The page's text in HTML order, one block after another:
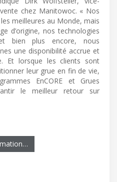
chez Manitowoc. « Nos
meilleures au Monde, mais
d’origine, nos technologies
bien plus encore, nous
une disponibilité accrue et
Et lorsque les clients sont
leur grue en fin de vie,
EnCORE et Grues
le meilleur retour sur